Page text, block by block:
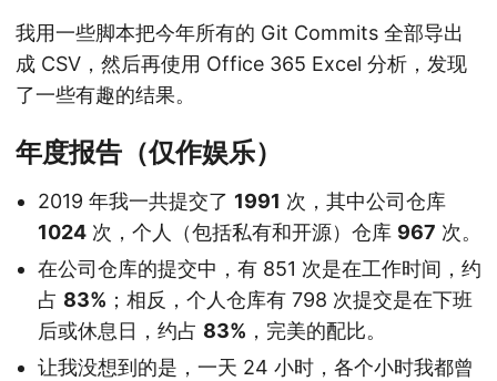
我用一些脚本把今年所有的 Git Commits 全部导出
成 CSV，然后再使用 Office 365 Excel 分析，发现
了一些有趣的结果。
年度报告（仅作娱乐）
2019 年我一共提交了 1991 次，其中公司仓库
1024 次，个人（包括私有和开源）仓库 967 次。
在公司仓库的提交中，有 851 次是在工作时间，约
占 83% ；相反，个人仓库有 798 次提交是在下班
后或休息日，约占 83% ，完美的配比。
让我没想到的是，一天 24 小时，各个小时我都曾